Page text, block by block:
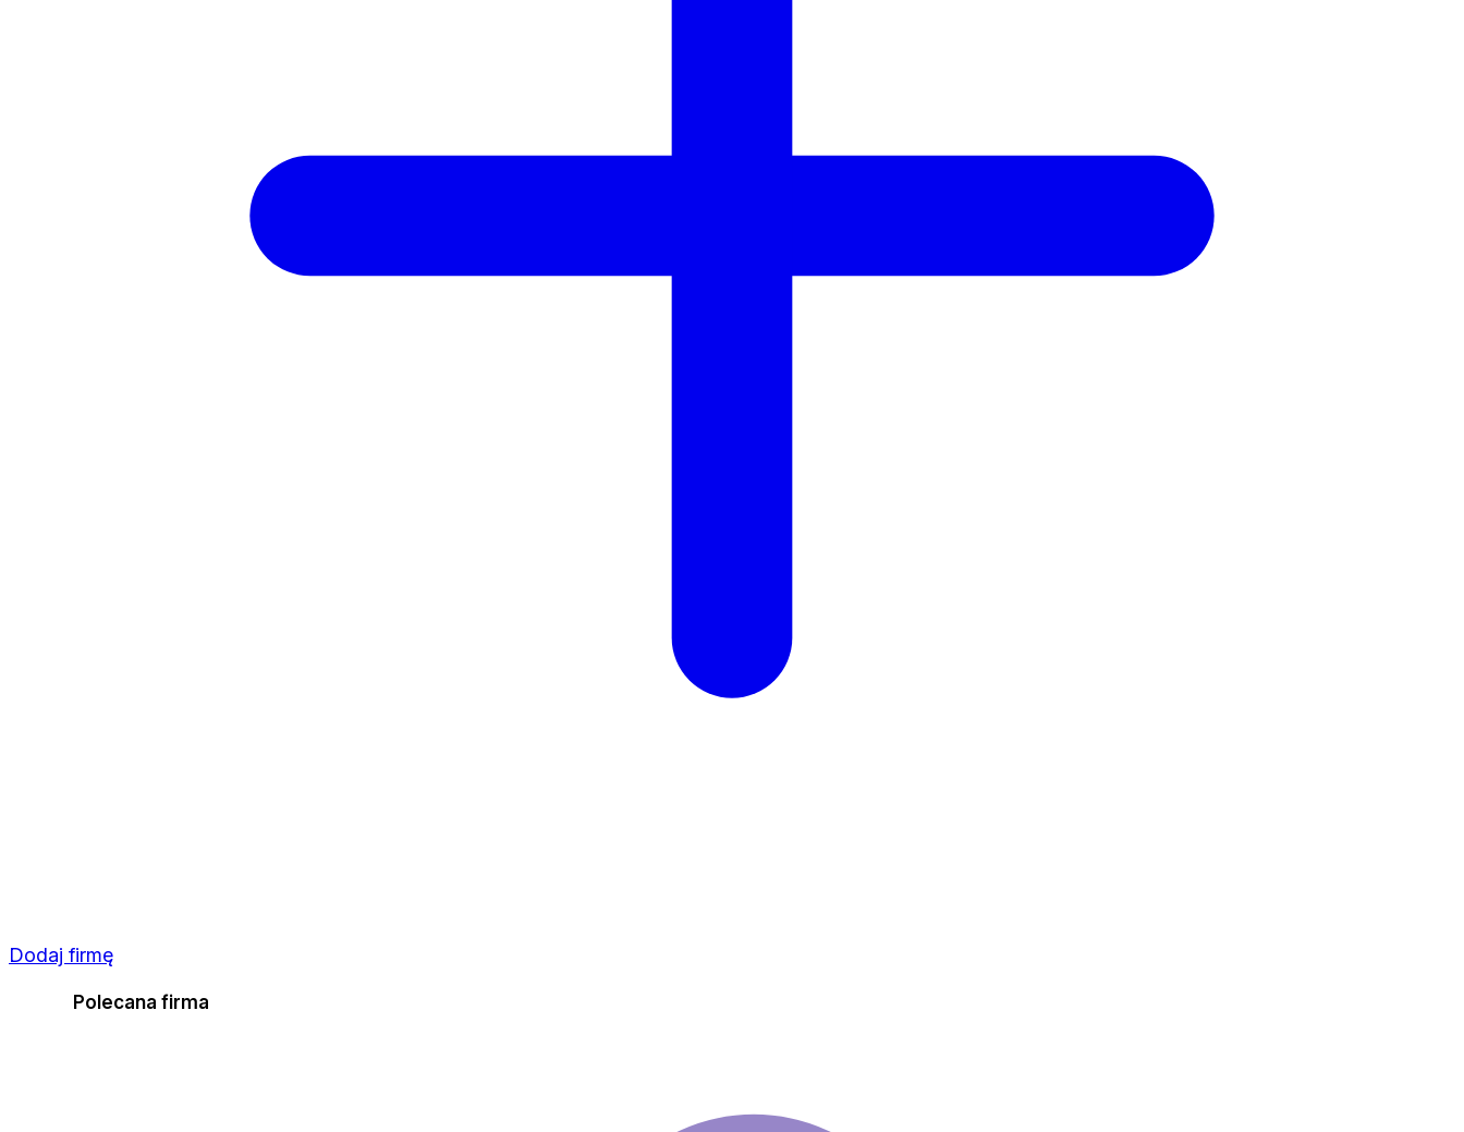
Dodaj firmę
Polecana firma